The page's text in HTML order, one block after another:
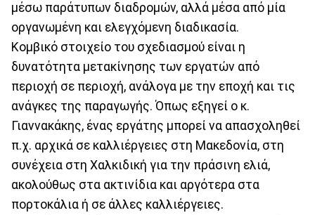
μέσω παράτυπων διαδρομών, αλλά μέσα από μία
οργανωμένη και ελεγχόμενη διαδικασία.
Κομβικό στοιχείο του σχεδιασμού είναι η
δυνατότητα μετακίνησης των εργατών από
περιοχή σε περιοχή, ανάλογα με την εποχή και τις
ανάγκες της παραγωγής. Όπως εξηγεί ο κ.
Γιαννακάκης, ένας εργάτης μπορεί να απασχοληθεί
π.χ. αρχικά σε καλλιέργειες στη Μακεδονία, στη
συνέχεια στη Χαλκιδική για την πράσινη ελιά,
ακολούθως στα ακτινίδια και αργότερα στα
πορτοκάλια ή σε άλλες καλλιέργειες.